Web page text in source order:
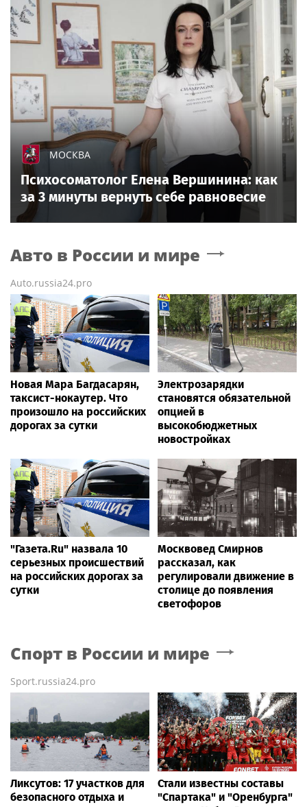
МОСКВА
Психосоматолог Елена Вершинина: как
за 3 минуты вернуть себе равновесие
Авто в России и мире
Auto.russia24.pro
Новая Мара Багдасарян,
таксист-нокаутер. Что
произошло на российских
дорогах за сутки
Электрозарядки
становятся обязательной
опцией в
высокобюджетных
новостройках
"Газета.Ru" назвала 10
серьезных происшествий
на российских дорогах за
сутки
Москвовед Смирнов
рассказал, как
регулировали движение в
столице до появления
светофоров
Спорт в России и мире
Sport.russia24.pro
Ликсутов: 17 участков для
безопасного отдыха и
Стали известны составы
"Спартака" и "Оренбурга"